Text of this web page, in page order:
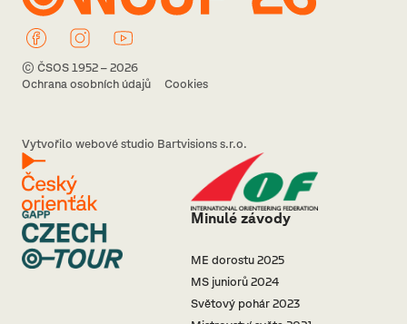
© ČSOS 1952 – 2026
Ochrana osobních údajů
Cookies
Vytvořilo webové studio Bartvisions s.r.o.
Minulé závody
ME dorostu 2025
MS juniorů 2024
Světový pohár 2023